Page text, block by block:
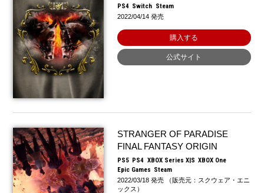
PS4 Switch Steam
2022/04/14 発売
購入する
公式サイト
STRANGER OF PARADISE
FINAL FANTASY ORIGIN
PS5 PS4 XBOX Series X|S XBOX One
Epic Games Steam
2022/03/18 発売 （販売元：スクウェア・エニ
ックス）